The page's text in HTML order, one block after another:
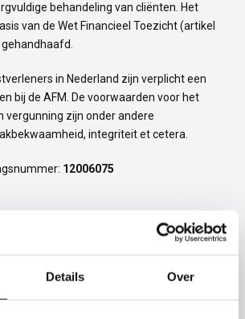
Details Over
behandeling van cliënten. Het
van de Wet Financieel Toezicht (artikel
in Nederland zijn verplicht een
bij de AFM. De voorwaarden voor het
vergunning zijn onder andere
integriteit et cetera.
12006075
en diensten. Kifid bemiddelt en oordeelt
consumenten en hun financiële